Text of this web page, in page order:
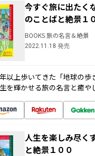
今すぐ旅に出たく
のことばと絶景１
BOOKS 旅の名言＆絶景
2022.11.18 発売
以上歩いてきた「地球の歩
を輝かせる旅の名言と癒や
人生を楽しみ尽く
と絶景１００